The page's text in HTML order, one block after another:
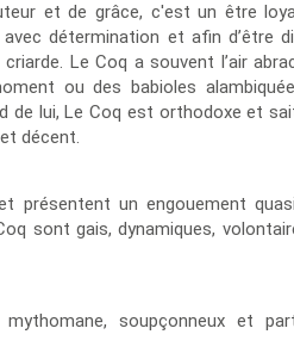
et de grâce, c'est un être
détermination et afin d’être
Le Coq a souvent l’air
ou des babioles
de lui, Le Coq est orthodoxe et
décent.
présentent un engouement
sont gais, dynamiques,
soupçonneux et